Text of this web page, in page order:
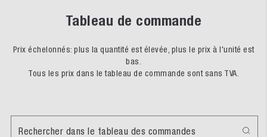
Tableau de commande
Prix échelonnés: plus la quantité est élevée, plus le prix à l'unité est
bas.
Tous les prix dans le tableau de commande sont sans TVA.
Rechercher dans le tableau des commandes